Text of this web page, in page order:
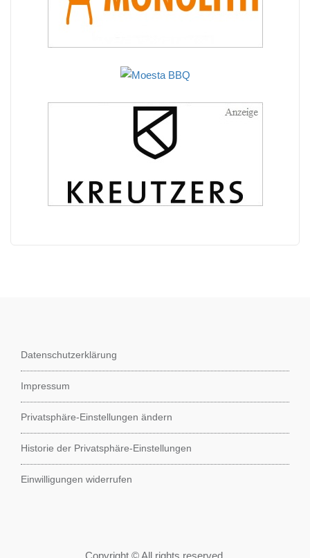
Datenschutzerklärung
Impressum
Privatsphäre-Einstellungen ändern
Historie der Privatsphäre-Einstellungen
Einwilligungen widerrufen
Copyright © All rights reserved.